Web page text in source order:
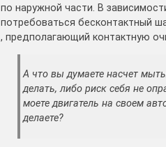
по наружной части. В
потребоваться бесконтактный
, предполагающий контактную
А что вы думаете насчет
делать, либо риск себя не
моете двигатель на своем
делаете?